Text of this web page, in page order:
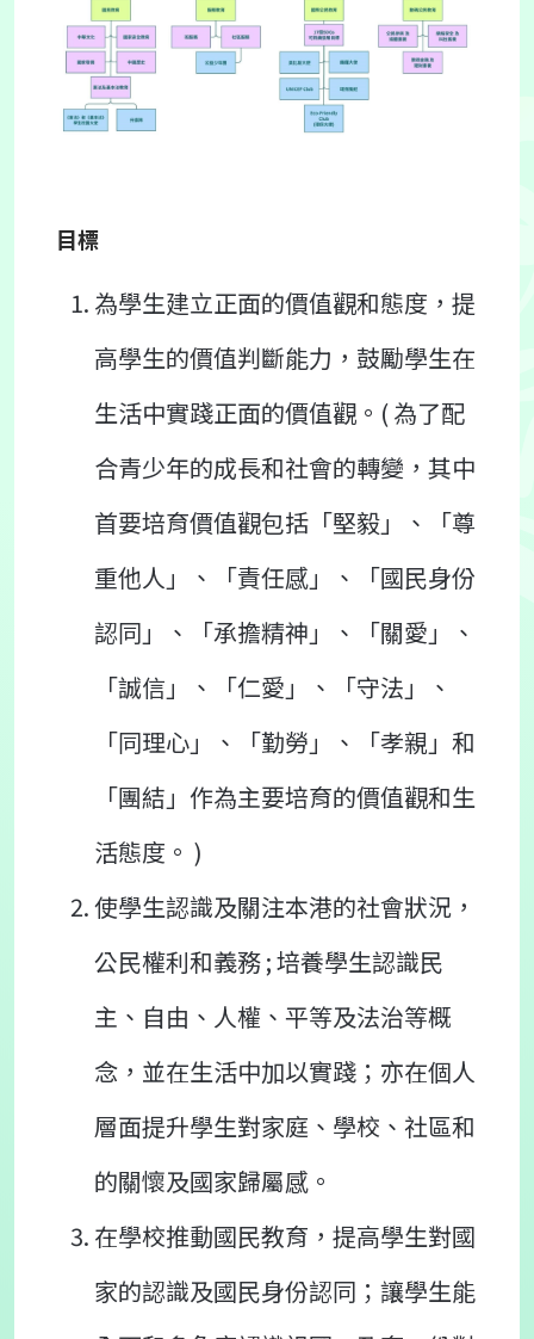
目標
為學生建立正面的價值觀和態度，提
高學生的價值判斷能力，鼓勵學生在
生活中實踐正面的價值觀。( 為了配
合青少年的成長和社會的轉變，其中
首要培育價值觀包括「堅毅」、「尊
重他人」、「責任感」、「國民身份
認同」、「承擔精神」、「關愛」、
「誠信」、「仁愛」、「守法」、
「同理心」、「勤勞」、「孝親」和
「團結」作為主要培育的價值觀和生
活態度。 )
使學生認識及關注本港的社會狀況，
公民權利和義務 ; 培養學生認識民
主、自由、人權、平等及法治等概
念，並在生活中加以實踐；亦在個人
層面提升學生對家庭、學校、社區和
的關懷及國家歸屬感。
在學校推動國民教育，提高學生對國
家的認識及國民身份認同；讓學生能